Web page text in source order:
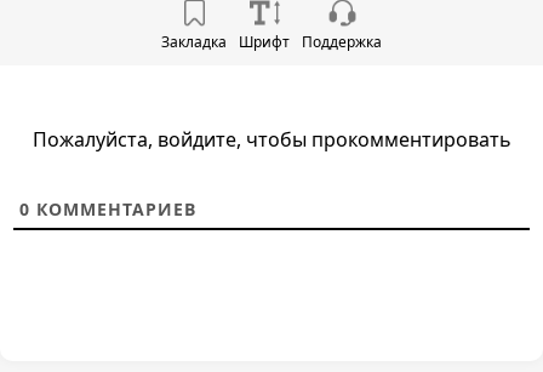
Закладка Шрифт Поддержка
Пожалуйста, войдите, чтобы прокомментировать
0 КОММЕНТАРИЕВ